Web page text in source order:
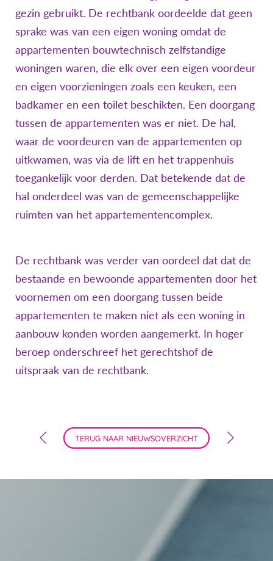
gezin gebruikt. De rechtbank oordeelde dat geen
sprake was van een eigen woning omdat de
appartementen bouwtechnisch zelfstandige
woningen waren, die elk over een eigen voordeur
en eigen voorzieningen zoals een keuken, een
badkamer en een toilet beschikten. Een doorgang
tussen de appartementen was er niet. De hal,
waar de voordeuren van de appartementen op
uitkwamen, was via de lift en het trappenhuis
toegankelijk voor derden. Dat betekende dat de
hal onderdeel was van de gemeenschappelijke
ruimten van het appartementencomplex.
De rechtbank was verder van oordeel dat dat de
bestaande en bewoonde appartementen door het
voornemen om een doorgang tussen beide
appartementen te maken niet als een woning in
aanbouw konden worden aangemerkt. In hoger
beroep onderschreef het gerechtshof de
uitspraak van de rechtbank.
TERUG NAAR NIEUWSOVERZICHT